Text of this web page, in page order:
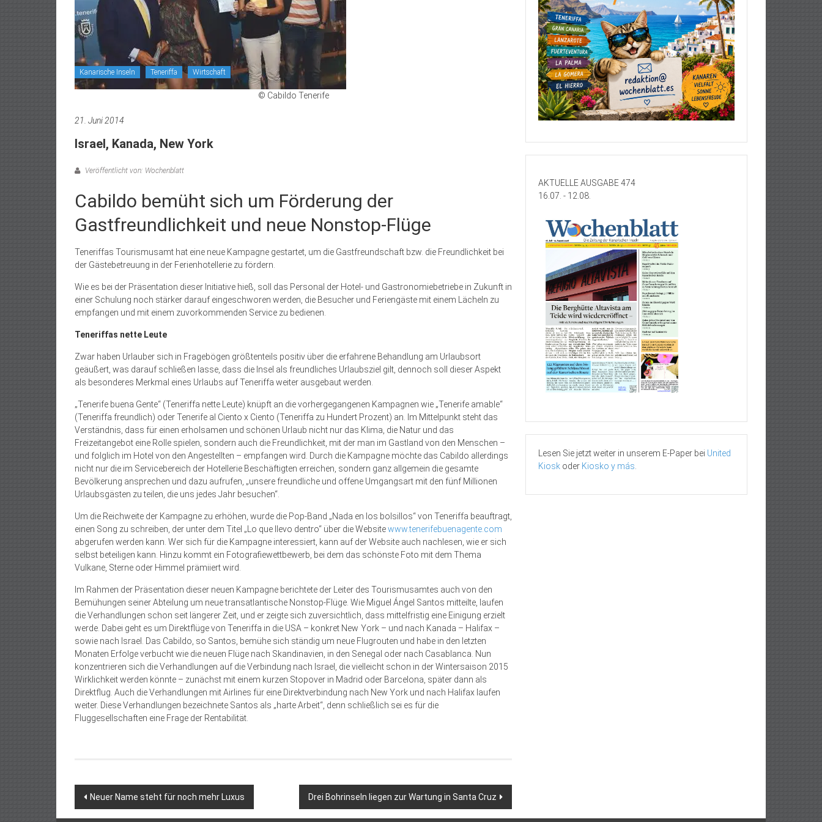
Kanarische Inseln Teneriffa Wirtschaft
© Cabildo Tenerife
21. Juni 2014
Israel, Kanada, New York
Veröffentlicht von: Wochenblatt
Cabildo bemüht sich um Förderung der
Gastfreundlichkeit und neue Nonstop-Flüge
Teneriffas Tourismusamt hat eine neue Kampagne gestartet, um die Gastfreundschaft bzw. die Freundlichkeit bei
der Gästebetreuung in der Ferienhotellerie zu fördern.
Wie es bei der Präsentation dieser Initiative hieß, soll das Personal der Hotel- und Gastronomiebetriebe in Zukunft in
einer Schulung noch stärker darauf eingeschworen werden, die Besucher und Feriengäste mit einem Lächeln zu
empfangen und mit einem zuvorkommenden Service zu bedienen.
Teneriffas nette Leute
Zwar haben Urlauber sich in Fragebögen größtenteils positiv über die erfahrene Behandlung am Urlaubsort
geäußert, was darauf schließen lasse, dass die Insel als freundliches Urlaubsziel gilt, dennoch soll dieser Aspekt
als besonderes Merkmal eines Urlaubs auf Teneriffa weiter ausgebaut werden.
„Tenerife buena Gente“ (Teneriffa nette Leute) knüpft an die vorhergegangenen Kampagnen wie „Tenerife amable“
(Teneriffa freundlich) oder Tenerife al Ciento x Ciento (Teneriffa zu Hundert Prozent) an. Im Mittelpunkt steht das
Verständnis, dass für einen erholsamen und schönen Urlaub nicht nur das Klima, die Natur und das
Freizeitangebot eine Rolle spielen, sondern auch die Freundlichkeit, mit der man im Gastland von den Menschen –
und folglich im Hotel von den Angestellten – empfangen wird. Durch die Kampagne möchte das Cabildo allerdings
nicht nur die im Servicebereich der Hotellerie Beschäftigten erreichen, sondern ganz allgemein die gesamte
Bevölkerung ansprechen und dazu aufrufen, „unsere freundliche und offene Umgangsart mit den fünf Millionen
Urlaubsgästen zu teilen, die uns jedes Jahr besuchen“.
Um die Reichweite der Kampagne zu erhöhen, wurde die Pop-Band „Nada en los bolsillos“ von Teneriffa beauftragt,
einen Song zu schreiben, der unter dem Titel „Lo que llevo dentro“ über die Websitewww.tenerifebuenagente.com
abgerufen werden kann. Wer sich für die Kampagne interessiert, kann auf der Website auch nachlesen, wie er sich
selbst beteiligen kann. Hinzu kommt ein Fotografiewettbewerb, bei dem das schönste Foto mit dem Thema
Vulkane, Sterne oder Himmel prämiiert wird.
Im Rahmen der Präsentation dieser neuen Kampagne berichtete der Leiter des Tourismusamtes auch von den
Bemühungen seiner Abteilung um neue transatlantische Nonstop-Flüge. Wie Miguel Ángel Santos mitteilte, laufen
die Verhandlungen schon seit längerer Zeit, und er zeigte sich zuversichtlich, dass mittelfristig eine Einigung erzielt
werde. Dabei geht es um Direktflüge von Teneriffa in die USA – konkret New York – und nach Kanada – Halifax –
sowie nach Israel. Das Cabildo, so Santos, bemühe sich ständig um neue Flugrouten und habe in den letzten
Monaten Erfolge verbucht wie die neuen Flüge nach Skandinavien, in den Senegal oder nach Casablanca. Nun
konzentrieren sich die Verhandlungen auf die Verbindung nach Israel, die vielleicht schon in der Wintersaison 2015
Wirklichkeit werden könnte – zunächst mit einem kurzen Stopover in Madrid oder Barcelona, später dann als
Direktflug. Auch die Verhandlungen mit Airlines für eine Direktverbindung nach New York und nach Halifax laufen
weiter. Diese Verhandlungen bezeichnete Santos als „harte Arbeit“, denn schließlich sei es für die
Fluggesellschaften eine Frage der Rentabilität.
Beitragsnavigation
Neuer Name steht für noch mehr Luxus Drei Bohrinseln liegen zur Wartung in Santa Cruz
AKTUELLE AUSGABE 474
16.07. - 12.08.
Lesen Sie jetzt weiter in unserem E-Paper bei United
Kiosk oder Kiosko y más